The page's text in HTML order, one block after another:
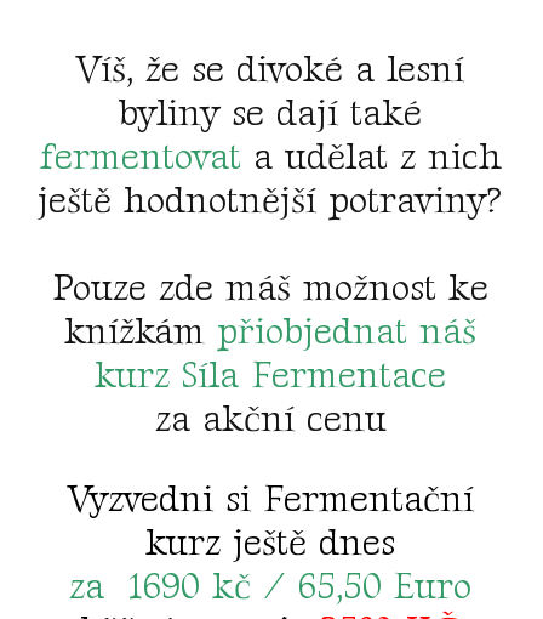
Víš, že se divoké a lesní
byliny se dají také
fermentovata udělat z nich
ještě hodnotnější potraviny?
Pouze zde máš možnost ke
knížkám přiobjednat náš
kurz Síla Fermentace
za akční cenu
Vyzvedni si Fermentační
kurz ještě dnes
za 1690 kč / 65,50 Euro